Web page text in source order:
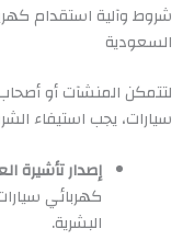
شروط وآلية استقدام
السعودية
لتتمكن المنشآت أو
سيارات، يجب استيفاء
إصدار تأشيرة
كهربائي
البشرية.